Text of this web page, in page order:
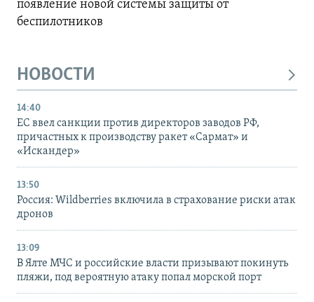
появление новой системы защиты от
беспилотников
НОВОСТИ
14:40
ЕС ввел санкции против директоров заводов РФ,
причастных к производству ракет «Сармат» и
«Искандер»
13:50
Россия: Wildberries включила в страхование риски атак
дронов
13:09
В Ялте МЧС и российские власти призывают покинуть
пляжи, под вероятную атаку попал морской порт